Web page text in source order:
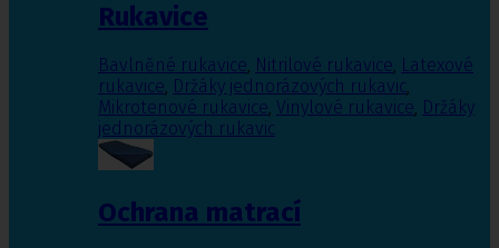
Rukavice
Bavlněné rukavice, Nitrilové rukavice, Latexové
rukavice, Držáky jednorázových rukavic,
Mikrotenové rukavice, Vinylové rukavice, Držáky
jednorázových rukavic
Ochrana matrací